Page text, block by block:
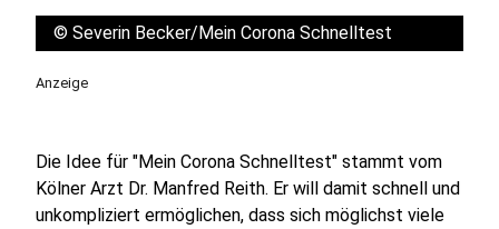
© Severin Becker/Mein Corona Schnelltest
Anzeige
Die Idee für "Mein Corona Schnelltest" stammt vom
Kölner Arzt Dr. Manfred Reith. Er will damit schnell und
unkompliziert ermöglichen, dass sich möglichst viele